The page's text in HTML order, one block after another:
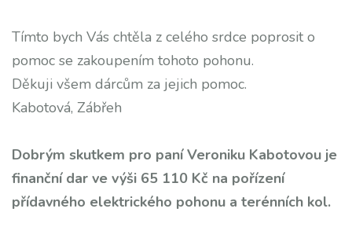
Tímto bych Vás chtěla z celého srdce poprosit o
pomoc se zakoupením tohoto pohonu.
Děkuji všem dárcům za jejich pomoc.
Kabotová, Zábřeh
Dobrým skutkem pro paní Veroniku Kabotovou je
finanční dar ve výši 65 110 Kč na pořízení
přídavného elektrického pohonu a terénních kol.